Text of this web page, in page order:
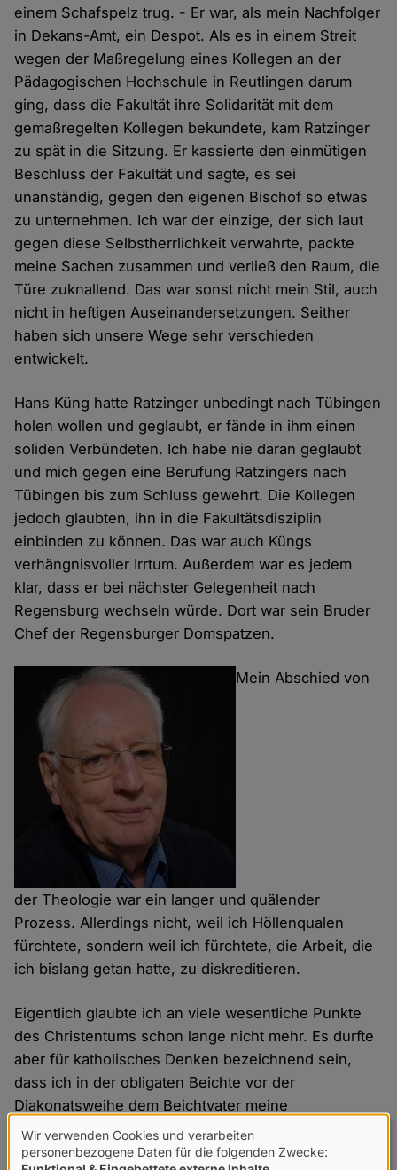
einem Schafspelz trug. - Er war, als mein Nachfolger
in Dekans-Amt, ein Despot. Als es in einem Streit
wegen der Maßregelung eines Kollegen an der
Pädagogischen Hochschule in Reutlingen darum
ging, dass die Fakultät ihre Solidarität mit dem
gemaßregelten Kollegen bekundete, kam Ratzinger
zu spät in die Sitzung. Er kassierte den einmütigen
Beschluss der Fakultät und sagte, es sei
unanständig, gegen den eigenen Bischof so etwas
zu unternehmen. Ich war der einzige, der sich laut
gegen diese Selbstherrlichkeit verwahrte, packte
meine Sachen zusammen und verließ den Raum, die
Türe zuknallend. Das war sonst nicht mein Stil, auch
nicht in heftigen Auseinandersetzungen. Seither
haben sich unsere Wege sehr verschieden
entwickelt.
Hans Küng hatte Ratzinger unbedingt nach Tübingen
holen wollen und geglaubt, er fände in ihm einen
soliden Verbündeten. Ich habe nie daran geglaubt
und mich gegen eine Berufung Ratzingers nach
Tübingen bis zum Schluss gewehrt. Die Kollegen
jedoch glaubten, ihn in die Fakultätsdisziplin
einbinden zu können. Das war auch Küngs
verhängnisvoller Irrtum. Außerdem war es jedem
klar, dass er bei nächster Gelegenheit nach
Regensburg wechseln würde. Dort war sein Bruder
Chef der Regensburger Domspatzen.
Mein Abschied von
der Theologie war ein langer und quälender
Prozess. Allerdings nicht, weil ich Höllenqualen
fürchtete, sondern weil ich fürchtete, die Arbeit, die
ich bislang getan hatte, zu diskreditieren.
Eigentlich glaubte ich an viele wesentliche Punkte
des Christentums schon lange nicht mehr. Es durfte
aber für katholisches Denken bezeichnend sein,
dass ich in der obligaten Beichte vor der
Diakonatsweihe dem Beichtvater meine
Schwierigkeiten mit einigen Punkten des Glaubens
bekannte. Daraufhin lobte er mich und sagte, solche
Verwendung
Wir verwenden Cookies und verarbeiten
personenbezogene Daten für die folgenden Zwecke: